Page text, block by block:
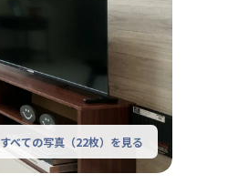
すべての写真（22枚）を見る